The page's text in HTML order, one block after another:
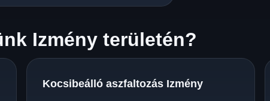
Izmény területén?
Kocsibeálló aszfaltozás Izmény